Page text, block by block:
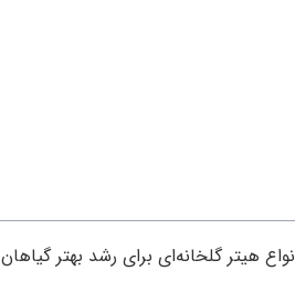
هیتر گلخانه‌ای برای رشد بهتر گیاهان